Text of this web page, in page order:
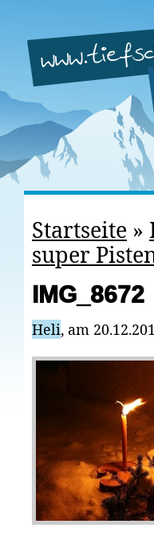
Startseite »
super
IMG_8672
Heli, am